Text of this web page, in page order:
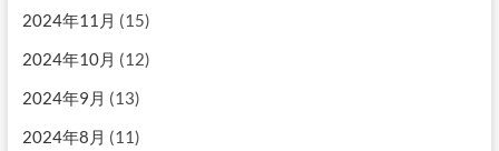
2024年11月 (15)
2024年10月 (12)
2024年9月 (13)
2024年8月 (11)